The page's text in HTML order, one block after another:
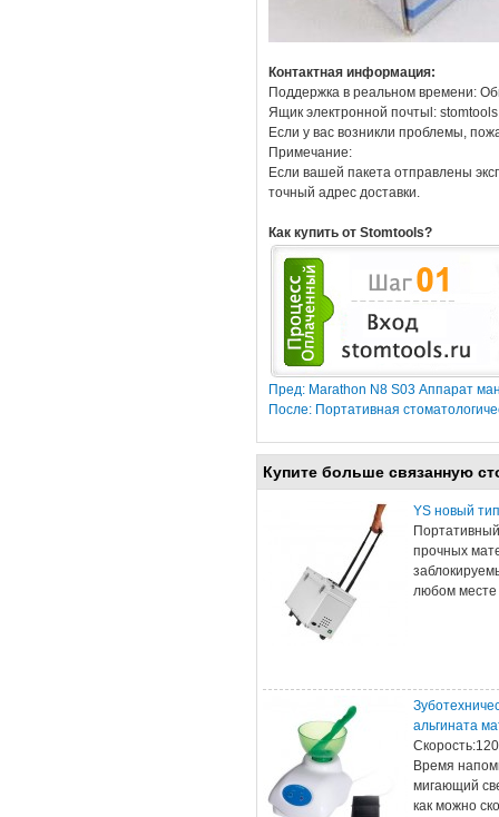
Контактная информация:
Поддержка в реальном времени:
Ящик электронной почтыl:
Если у вас возникли проблемы,
Примечание:
Если вашей пакета отправлены
точный адрес доставки.
Как купить от Stomtools?
Пред: Marathon N8 S03 Аппарат
После: Портативная
Купите больше связанную
YS новый
прочных
любом
альгината
Время
мигающий
как можно